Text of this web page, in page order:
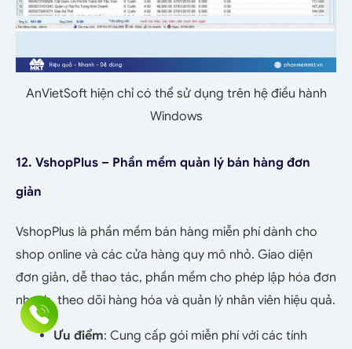
AnVietSoft hiện chỉ có thể sử dụng trên hệ điều hành
Windows
12. VshopPlus – Phần mềm quản lý bán hàng đơn
giản
VshopPlus là phần mềm bán hàng miễn phí dành cho
shop online và các cửa hàng quy mô nhỏ. Giao diện
đơn giản, dễ thao tác, phần mềm cho phép lập hóa đơn
nhanh, theo dõi hàng hóa và quản lý nhân viên hiệu quả.
Ưu điểm: Cung cấp gói miễn phí với các tính